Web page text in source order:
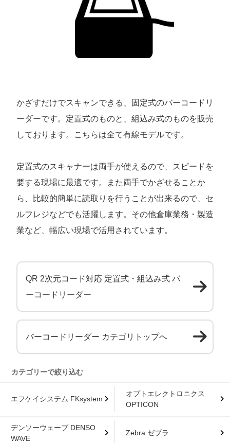
かざすだけでスキャンできる、固定式のバーコードリ
ーダーです。定置式のものと、組込み式のものを販売
しております。こちらは全て有線モデルです。
定置式のスキャナーは両手が使えるので、スピードを
要する現場に最適です。また両手でかざせることか
ら、比較的簡単に読取りを行うことが出来るので、セ
ルフレジなどでも活躍します。その他倉庫業務・製造
業など、幅広い現場で活用されています。
QR 2次元コード対応 定置式・組込み式 バ
ーコードリーダー
バーコードリーダー カテゴリトップへ
エフケイシステム FKsystem
オプトエレクトロニクス
OPTICON
デンソーウェーブ DENSO
WAVE
Zebra ゼブラ